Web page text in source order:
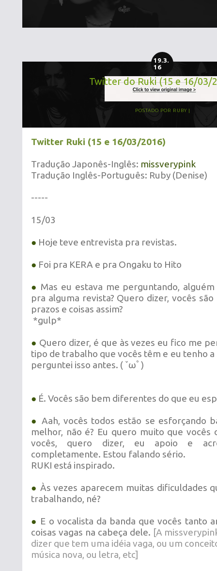
19.3.
16
Twitter do Ruki (15 e 16/03/
POSTADO POR RUBY
Twitter Ruki (15 e 16/03/2016)
Tradução Japonês-Inglês: missverypink
Tradução Inglês-Português: Ruby (Denise)
-----
15/03
● Hoje teve entrevista pra revistas.
● Foi pra KERA e pra Ongaku to Hito
● Mas eu estava me perguntando,
pra alguma revista? Quero dizer, vocês
prazos e coisas assim?
*gulp*
● Quero dizer, é que às vezes eu fico me
tipo de trabalho que vocês têm e eu tenho a
perguntei isso antes. ( ˇωﾟ)
● É. Vocês são bem diferentes do que eu
● Aah, vocês todos estão se esforçando
melhor, não é? Eu quero muito que vocês
vocês, quero dizer, eu apoio e
completamente. Estou falando sério.
RUKI está inspirado.
● Às vezes aparecem muitas dificuldades
trabalhando, né?
● E o vocalista da banda que vocês tanto
coisas vagas na cabeça dele. [A
dizer que tem uma idéia vaga, ou um
música nova, ou letra, etc]